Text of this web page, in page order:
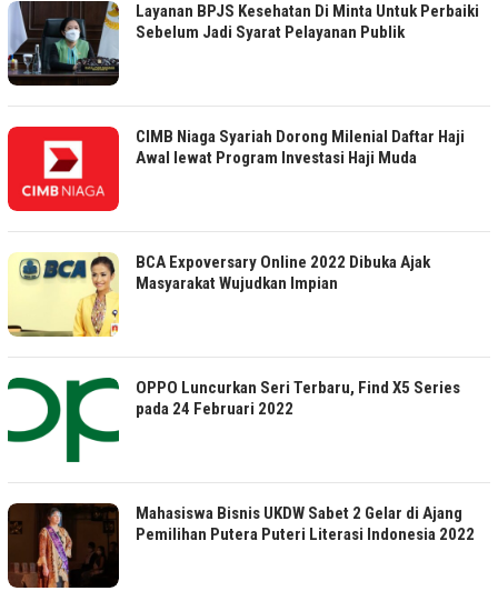
Layanan BPJS Kesehatan Di Minta Untuk Perbaiki
Sebelum Jadi Syarat Pelayanan Publik
CIMB Niaga Syariah Dorong Milenial Daftar Haji
Awal lewat Program Investasi Haji Muda
BCA Expoversary Online 2022 Dibuka Ajak
Masyarakat Wujudkan Impian
OPPO Luncurkan Seri Terbaru, Find X5 Series
pada 24 Februari 2022
Mahasiswa Bisnis UKDW Sabet 2 Gelar di Ajang
Pemilihan Putera Puteri Literasi Indonesia 2022